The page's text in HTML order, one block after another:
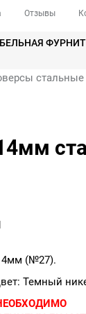
Отзывы
стальные
(№27).
Темный